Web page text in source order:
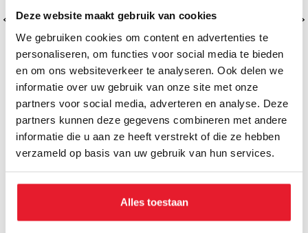
Deze website maakt gebruik van cookies
We gebruiken cookies om content en advertenties te
personaliseren, om functies voor social media te bieden
en om ons websiteverkeer te analyseren. Ook delen we
informatie over uw gebruik van onze site met onze
partners voor social media, adverteren en analyse. Deze
partners kunnen deze gegevens combineren met andere
informatie die u aan ze heeft verstrekt of die ze hebben
verzameld op basis van uw gebruik van hun services.
Alles toestaan
Rumble Sporttas RB-28 Zwart/Zwart
€39.95
Rumble